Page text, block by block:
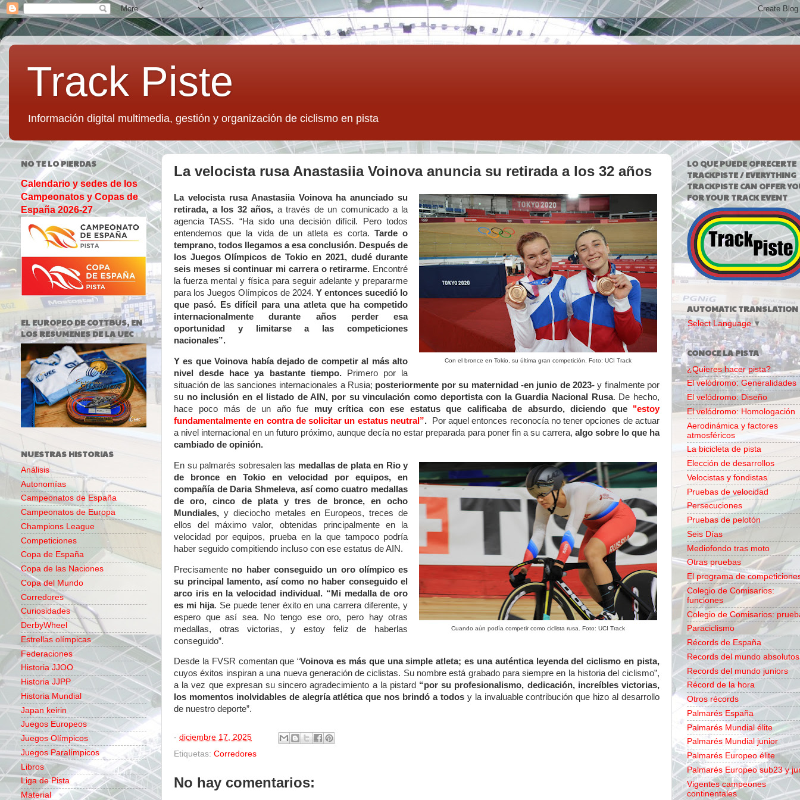
Track Piste
Información digital multimedia, gestión y organización de ciclismo en pista
La velocista rusa Anastasiia Voinova anuncia su retirada a los 32 años
Con el bronce en Tokio, su última gran competición. Foto: UCI Track
La velocista rusa Anastasiia Voinova ha anunciado su
retirada, a los 32 años, a través de un comunicado a la
agencia TASS. “Ha sido una decisión difícil. Pero todos
entendemos que la vida de un atleta es corta. Tarde o
temprano, todos llegamos a esa conclusión. Después de
los Juegos Olímpicos de Tokio en 2021, dudé durante
seis meses si continuar mi carrera o retirarme. Encontré
la fuerza mental y física para seguir adelante y prepararme
para los Juegos Olímpicos de 2024.Y entonces sucedió lo
que pasó. Es difícil para una atleta que ha competido
internacionalmente durante años perder esa
oportunidad y limitarse a las competiciones
nacionales”.
Y es que Voinova había dejado de competir al más alto
nivel desde hace ya bastante tiempo.Primero por la
situación de las sanciones internacionales a Rusia; posteriormente por su maternidad -en junio de 2023-y finalmente por
su no inclusión en el listado de AIN, por su vinculación como deportista con la Guardia Nacional Rusa. De hecho,
hace poco más de un año fue muy crítica con ese estatus que calificaba de absurdo, diciendo que "estoy
fundamentalmente en contra de solicitar un estatus neutral”.
Por aquel entonces reconocía no tener opciones de actuar
a nivel internacional en un futuro próximo, aunque decía no estar preparada para poner fin a su carrera, algo sobre lo que ha
cambiado de opinión.
Cuando aún podía competir como ciclista rusa. Foto: UCI Track
En su palmarés sobresalen las medallas de plata en Rio y
de bronce en Tokio en velocidad por equipos, en
compañía de Daria Shmeleva, así como cuatro medallas
de oro, cinco de plata y tres de bronce, en ocho
Mundiales, y dieciocho metales en Europeos, treces de
ellos del máximo valor, obtenidas principalmente en la
velocidad por equipos, prueba en la que tampoco podría
haber seguido compitiendo incluso con ese estatus de AIN.
Precisamente no haber conseguido un oro olímpico es
su principal lamento, así como no haber conseguido el
arco iris en la velocidad individual. “Mi medalla de oro
es mi hija. Se puede tener éxito en una carrera diferente, y
espero que así sea. No tengo ese oro, pero hay otras
medallas, otras victorias, y estoy feliz de haberlas
conseguido”.
Desde la FVSR comentan que “Voinova es más que una simple atleta; es una auténtica leyenda del ciclismo en pista,
cuyos éxitos inspiran a una nueva generación de ciclistas. Su nombre está grabado para siempre en la historia del ciclismo”,
a la vez que expresan su sincero agradecimiento a la pistard “por su profesionalismo, dedicación, increíbles victorias,
los momentos inolvidables de alegría atlética que nos brindó a todos y la invaluable contribución que hizo al desarrollo
de nuestro deporte”.
- diciembre 17, 2025
Etiquetas: Corredores
No hay comentarios:
NO TE LO PIERDAS
Calendario y sedes de los
Campeonatos y Copas de
España 2026-27
EL EUROPEO DE COTTBUS, EN
LOS RESUMENES DE LA UEC
NUESTRAS HISTORIAS
Análisis
Autonomías
Campeonatos de España
Campeonatos de Europa
Champions League
Competiciones
Copa de España
Copa de las Naciones
Copa del Mundo
Corredores
Curiosidades
DerbyWheel
Estrellas olímpicas
Federaciones
Historia JJOO
Historia JJPP
Historia Mundial
Japan keirin
Juegos Europeos
Juegos Olímpicos
Juegos Paralímpicos
Libros
Liga de Pista
Material
LO QUE PUEDE OFRECERTE
TRACKPISTE / EVERYTHING
TRACKPISTE CAN OFFER
FOR YOUR TRACK EVENT
AUTOMATIC TRANSLATION
Select Language ▼
CONOCE LA PISTA
¿Quieres hacer pista?
El velódromo: Generalidades
El velódromo: Diseño
El velódromo: Homologación
Aerodinámica y factores
atmosféricos
La bicicleta de pista
Elección de desarrollos
Velocistas y fondistas
Pruebas de velocidad
Persecuciones
Pruebas de pelotón
Seis Días
Mediofondo tras moto
Otras pruebas
El programa de
Colegio de Comisarios:
funciones
Colegio de Comisarios:
Paraciclismo
Récords de España
Records del mundo absolutos
Records del mundo juniors
Récord de la hora
Otros récords
Palmarés España
Palmarés Mundial élite
Palmarés Mundial junior
Palmarés Europeo élite
Palmarés Europeo sub23 y
Vigentes campeones
continentales